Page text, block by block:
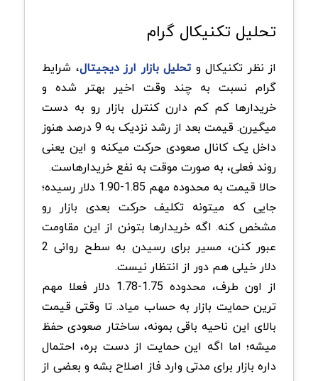
تحلیل تکنیکال گرام
از نظر تکنیکال و تحلیل بازار ارز دیجیتال، شرایط
گرام نسبت به چند وقت اخیر بهتر شده و
خریدارها کم کم دارن کنترل بازار رو به دست
میگیرن. قیمت بعد از رشد نزدیک به 9 درصد هنوز
داخل یک کانال صعودی حرکت میکنه و این یعنی
روند فعلی، به صورت موقت به نفع خریدارهاست.
حالا قیمت به محدوده مهم 1.85-1.90 دلار رسیده؛
جایی که میتونه تکلیف حرکت بعدی بازار رو
مشخص کنه. اگه خریدارها بتونن از این مقاومت
عبور کنن، مسیر برای رسیدن به سطح روانی 2
دلار خیلی هم دور از انتظار نیست.
از اون طرف، محدوده 1.75-1.78 دلار فعلا مهم
ترین حمایت بازار به حساب میاد. تا وقتی قیمت
بالای این ناحیه باقی بمونه، ساختار صعودی حفظ
میشه؛ اما اگه این حمایت از دست بره، احتمال
داره بازار برای مدتی وارد فاز اصلاح بشه و بعضی از